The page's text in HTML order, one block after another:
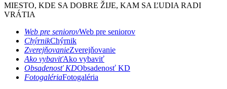
MIESTO, KDE SA DOBRE ŽIJE, KAM SA ĽUDIA RADI
VRÁTIA
Web pre seniorovWeb pre seniorov
ChýrnikChýrnik
ZverejňovanieZverejňovanie
Ako vybaviťAko vybaviť
Obsadenosť KDObsadenosť KD
FotogalériaFotogaléria